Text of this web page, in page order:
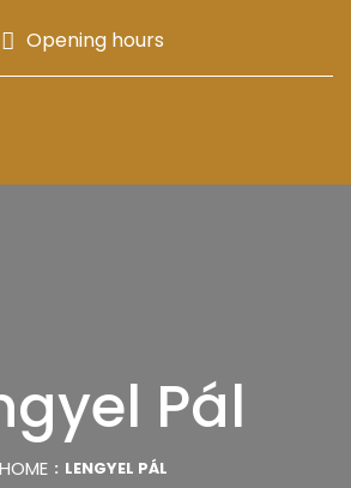
Opening hours
Pál
HOME LENGYEL PÁL